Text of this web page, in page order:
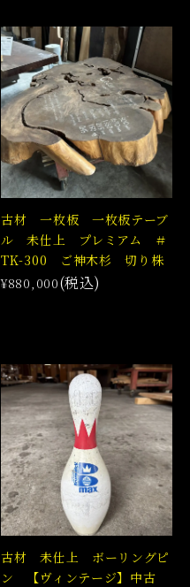
古材 一枚板 一枚板テーブ
ル 未仕上 プレミアム ＃
TK-300 ご神木杉 切り株
¥880,000(税込)
古材 未仕上 ボーリングピ
ン 【ヴィンテージ】中古